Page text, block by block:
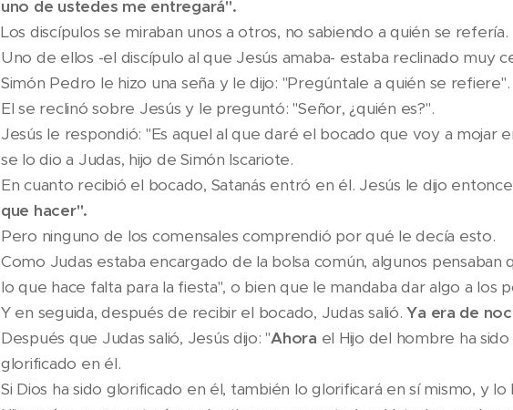
uno de ustedes me entregará".
Los discípulos se miraban unos a otros, no sabiendo a quién se refería.
Uno de ellos -el discípulo al que Jesús amaba- estaba reclinado muy
Simón Pedro le hizo una seña y le dijo: "Pregúntale a quién se refiere".
El se reclinó sobre Jesús y le preguntó: "Señor, ¿quién es?".
Jesús le respondió: "Es aquel al que daré el bocado que voy a mojar
se lo dio a Judas, hijo de Simón Iscariote.
En cuanto recibió el bocado, Satanás entró en él. Jesús le dijo
que hacer".
Pero ninguno de los comensales comprendió por qué le decía esto.
Como Judas estaba encargado de la bolsa común, algunos pensaban
lo que hace falta para la fiesta", o bien que le mandaba dar algo a los
Y en seguida, después de recibir el bocado, Judas salió.Ya era de
Después que Judas salió, Jesús dijo: "Ahora el Hijo del hombre ha
glorificado en él.
Si Dios ha sido glorificado en él, también lo glorificará en sí mismo, y